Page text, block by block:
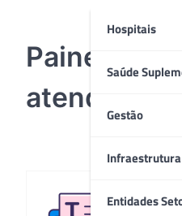
Hospitais
Saúde
Gestão
Infraestrutura
Entidades
Painel